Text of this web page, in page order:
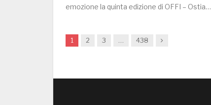
emozione la quinta edizione di OFFI – Ostia…
1 2 3 438 Next